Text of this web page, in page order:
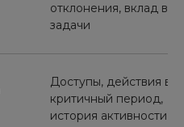
отклонения, вклад в
задачи
Доступы, действия в
критичный период,
история активности